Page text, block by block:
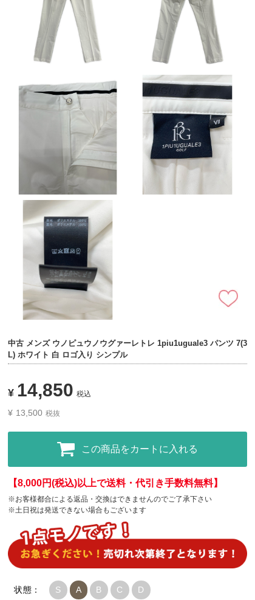
中古 メンズ ウノピュウノウグァーレトレ 1piu1uguale3 パンツ 7(3
L) ホワイト 白 ロゴ入り シンプル
¥ 14,850 税込
¥ 13,500 税抜
この商品をカートに入れる
【8,000円(税込)以上で送料・代引き手数料無料】
※お客様都合による返品・交換はできませんのでご了承下さい
※土日祝は発送できない場合もございます
状態： S A B C D